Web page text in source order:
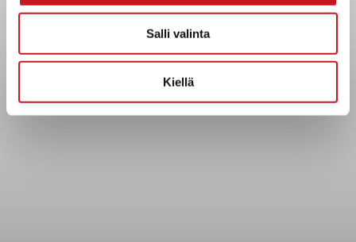
Salli valinta
Kiellä
Evästeet
Tietosuoja
Tietopyyntö